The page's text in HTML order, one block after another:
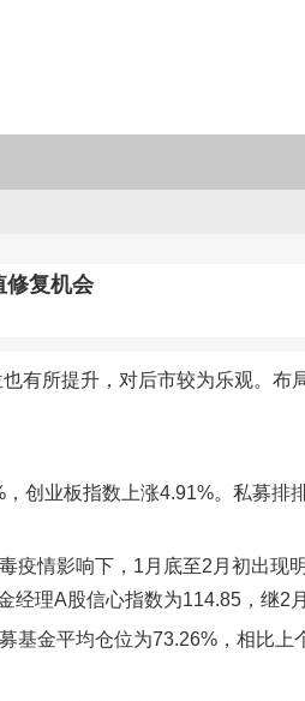
修复机会
有所提升，对后市较为乐观。
创业板指数上涨4.91%。私募排
疫情影响下，1月底至2月初出现
经理A股信心指数为114.85，继2
基金平均仓位为73.26%，相比